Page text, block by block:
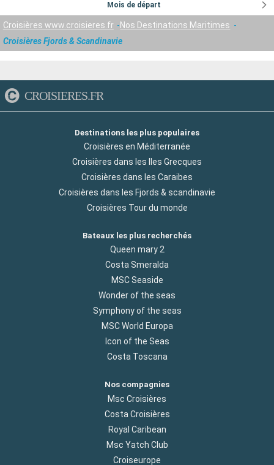
Mois de départ
Croisières www.croisieres.fr
Nos Destinations Maritimes
Croisières Fjords & Scandinavie
CROISIERES.FR
Destinations les plus populaires
Croisières en Méditerranée
Croisières dans les Iles Grecques
Croisières dans les Caraibes
Croisières dans les Fjords & scandinavie
Croisières Tour du monde
Bateaux les plus recherchés
Queen mary 2
Costa Smeralda
MSC Seaside
Wonder of the seas
Symphony of the seas
MSC World Europa
Icon of the Seas
Costa Toscana
Nos compagnies
Msc Croisières
Costa Croisières
Royal Caribean
Msc Yatch Club
Croiseurope